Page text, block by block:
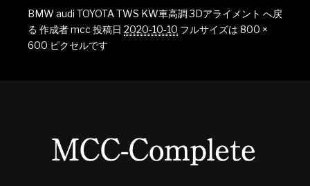
BMW audi TOYOTA TWS KW車高調 3Dアライメント へ戻
る 作成者mcc投稿日 2020-10-10 フルサイズは 800 ×
600 ピクセルです